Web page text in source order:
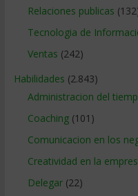
Relaciones publicas
Tecnologia de
Ventas (242)
Habilidades (2.843)
Administracion del
Coaching(101)
Comunicacion en los
Creatividad en la
Delegar(22)